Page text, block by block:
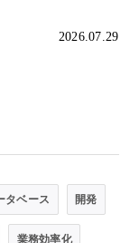
2026.07.29
タベース 開発
業務効率化